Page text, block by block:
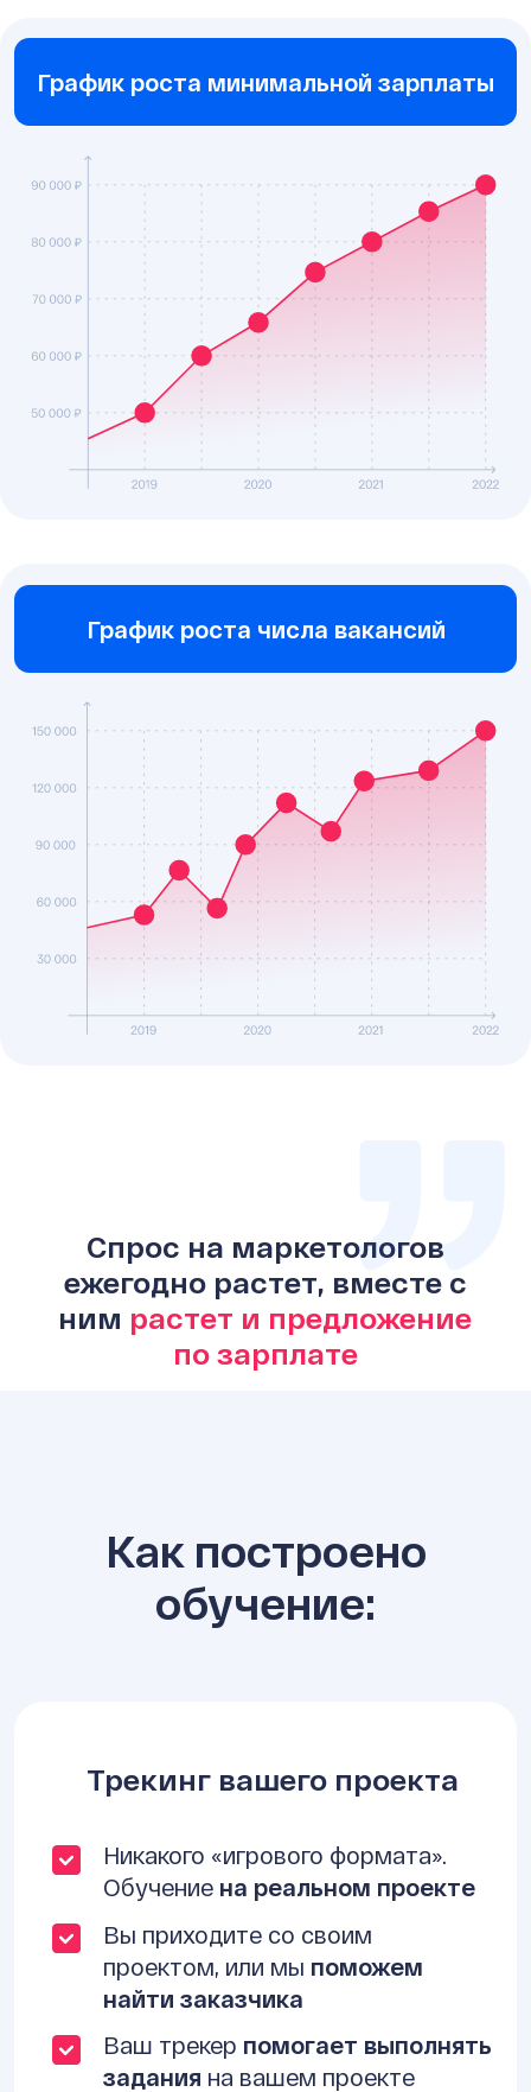
График роста минимальной зарплаты
График роста числа вакансий
Спрос на маркетологов
ежегодно растет, вместе с
ним растет и предложение
по зарплате
Как построено
обучение:
Трекинг вашего проекта
Никакого «игрового формата».
Обучение на реальном проекте
Вы приходите со своим
проектом, или мы поможем
найти заказчика
Ваш трекер помогает выполнять
задания на вашем проекте